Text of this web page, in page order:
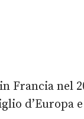
in Francia
d’Europa